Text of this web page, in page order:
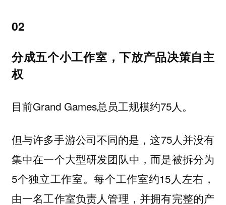
02
分成五个小工作室，下放产品决策自主
权
目前Grand Games总员工规模约75人。
但与许多手游公司不同的是，这75人并没有
集中在一个大型研发团队中，而是被拆分为
5个独立工作室。每个工作室约15人左右，
由一名工作室负责人管理，并拥有完整的产